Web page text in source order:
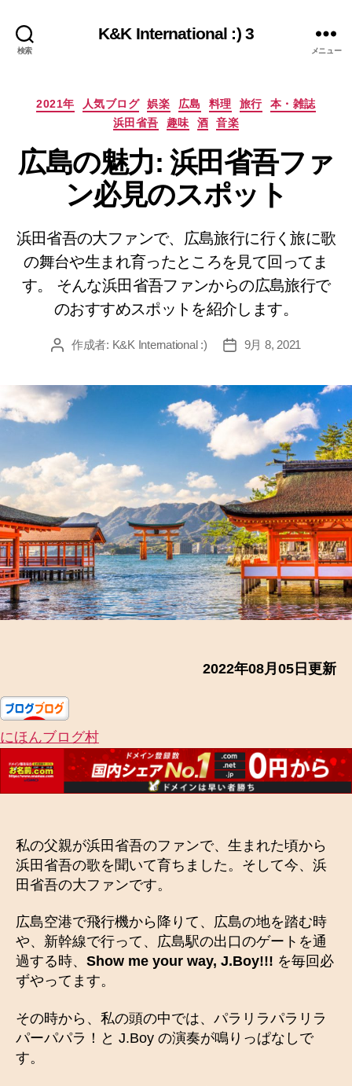
検索
K&K International :) 3
メニュー
カ
テ
リ
ー
2021年 人気ブログ 娯楽 広島 料理 旅行
本・雑誌
浜田省吾
趣味 酒 音楽
広島の魅力: 浜田省吾ファ
ン必見のスポット
浜田省吾の大ファンで、広島旅行に行く旅に歌
の舞台や生まれ育ったところを見て回ってま
す。 そんな浜田省吾ファンからの広島旅行で
のおすすめスポットを紹介します。
投 作成者: K&K International :)
投 9月 8, 2021
2022年08月05日更新
にほんブログ村
私の父親が浜田省吾のファンで、生まれた頃から
浜田省吾の歌を聞いて育ちました。そして今、浜
田省吾の大ファンです。
広島空港で飛行機から降りて、広島の地を踏む時
や、新幹線で行って、広島駅の出口のゲートを通
過する時、 Show me your way, J.Boy!!! を毎回必
ずやってます。
その時から、私の頭の中では、パラリラパラリラ
パーパパラ！と J.Boy の演奏が鳴りっぱなしで
す。